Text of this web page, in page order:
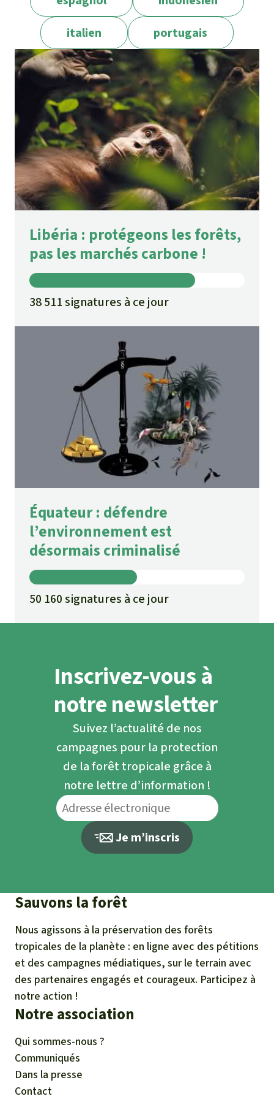
italien
portugais
Libéria : protégeons les forêts,
pas les marchés carbone !
38 511 signatures à ce jour
Équateur : défendre
l’environnement est
désormais criminalisé
50 160 signatures à ce jour
Inscrivez-vous à
notre newsletter
Suivez l’actualité de nos
campagnes pour la protection
de la forêt tropicale grâce à
notre lettre d’information !
Je m’inscris
Sauvons la forêt
Nous agissons à la préservation des forêts
tropicales de la planète : en ligne avec des pétitions
et des campagnes médiatiques, sur le terrain avec
des partenaires engagés et courageux. Participez à
notre action !
Notre association
Qui sommes-nous ?
Communiqués
Dans la presse
Contact